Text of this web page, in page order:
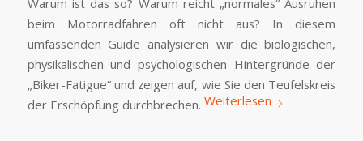
beim Motorradfahren oft nicht aus? In diesem
umfassenden Guide analysieren wir die biologischen,
physikalischen und psychologischen Hintergründe der
„Biker-Fatigue“ und zeigen auf, wie Sie den Teufelskreis
der Erschöpfung durchbrechen. Weiterlesen